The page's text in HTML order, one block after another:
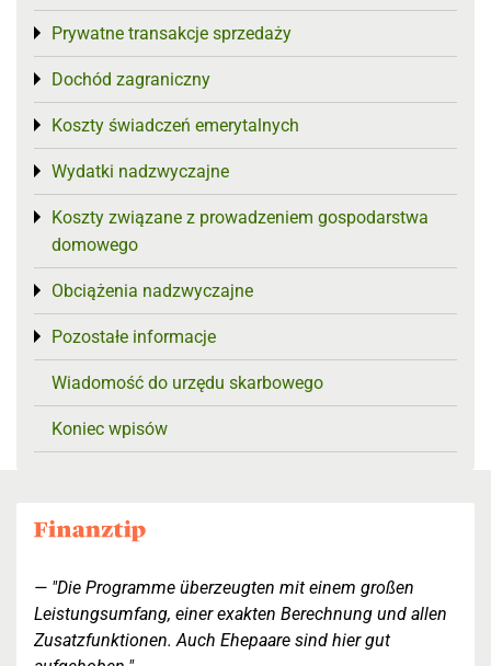
Prywatne transakcje sprzedaży
Toggle menu
Dochód zagraniczny
Toggle menu
Koszty świadczeń emerytalnych
Toggle menu
Wydatki nadzwyczajne
Toggle menu
Koszty związane z prowadzeniem gospodarstwa
domowego
Toggle menu
Obciążenia nadzwyczajne
Toggle menu
Pozostałe informacje
Toggle menu
Wiadomość do urzędu skarbowego
Koniec wpisów
"Die Programme überzeugten mit einem großen
Leistungsumfang, einer exakten Berechnung und allen
Zusatzfunktionen. Auch Ehepaare sind hier gut